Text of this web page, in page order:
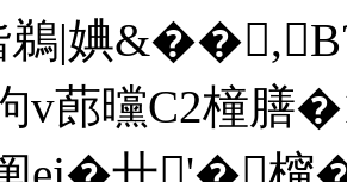
鵜|婰
v蓢曭C2橦膳